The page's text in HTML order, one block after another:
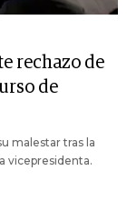
rechazo de
de
malestar tras la
vicepresidenta.